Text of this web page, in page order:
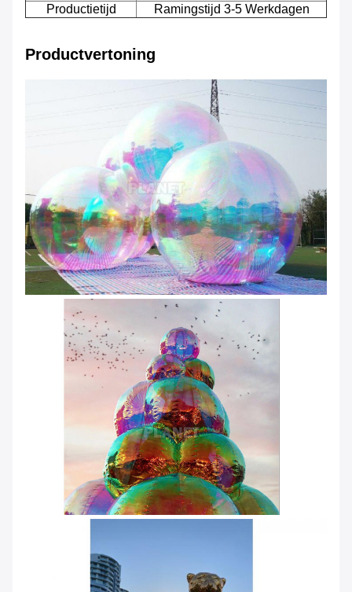
Productietijd Ramingstijd 3-5 Werkdagen
Productvertoning